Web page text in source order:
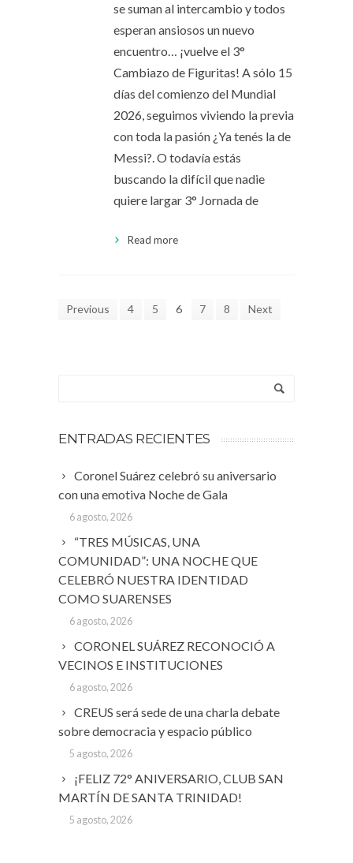
se suman al intercambio y todos
esperan ansiosos un nuevo
encuentro… ¡vuelve el 3°
Cambiazo de Figuritas! A sólo 15
días del comienzo del Mundial
2026, seguimos viviendo la previa
con toda la pasión ¿Ya tenés la de
Messi?. O todavía estás
buscando la difícil que nadie
quiere largar 3° Jornada de
Read more
Previous 4 5 6 7 8 Next
ENTRADAS RECIENTES
Coronel Suárez celebró su aniversario
con una emotiva Noche de Gala
6 agosto, 2026
“TRES MÚSICAS, UNA
COMUNIDAD”: UNA NOCHE QUE
CELEBRÓ NUESTRA IDENTIDAD
COMO SUARENSES
6 agosto, 2026
CORONEL SUÁREZ RECONOCIÓ A
VECINOS E INSTITUCIONES
6 agosto, 2026
CREUS será sede de una charla debate
sobre democracia y espacio público
5 agosto, 2026
¡FELIZ 72° ANIVERSARIO, CLUB SAN
MARTÍN DE SANTA TRINIDAD!
5 agosto, 2026